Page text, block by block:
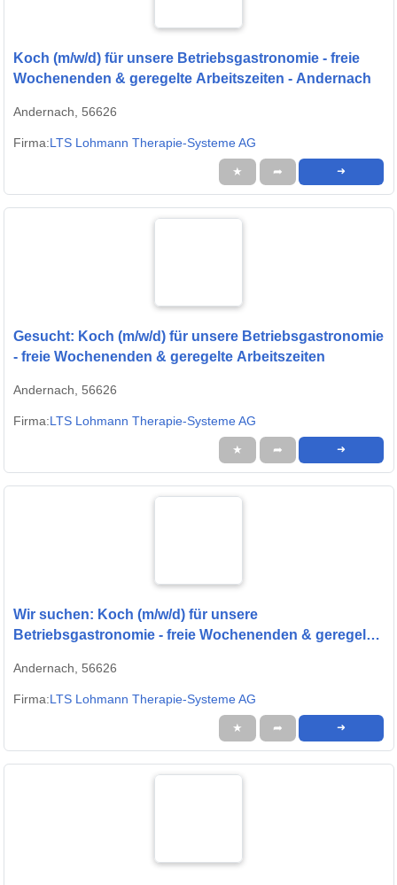
Koch (m/w/d) für unsere Betriebsgastronomie - freie
Wochenenden & geregelte Arbeitszeiten - Andernach
Andernach, 56626
Firma:LTS Lohmann Therapie-Systeme AG
★ ➦ ➜
Gesucht: Koch (m/w/d) für unsere Betriebsgastronomie
- freie Wochenenden & geregelte Arbeitszeiten
Andernach, 56626
Firma:LTS Lohmann Therapie-Systeme AG
★ ➦ ➜
Wir suchen: Koch (m/w/d) für unsere
Betriebsgastronomie - freie Wochenenden & geregelte
Andernach, 56626
Firma:LTS Lohmann Therapie-Systeme AG
★ ➦ ➜